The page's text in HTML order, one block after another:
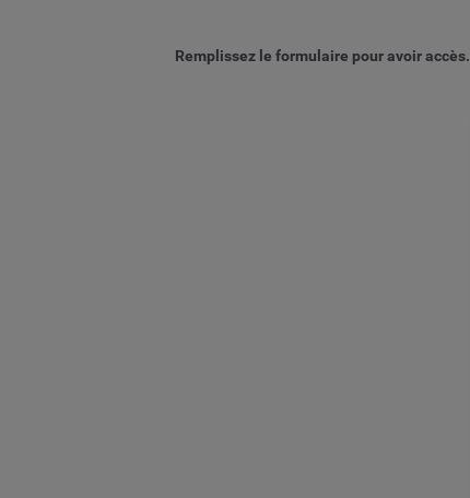
Remplissez le formulaire pour avoir accès.